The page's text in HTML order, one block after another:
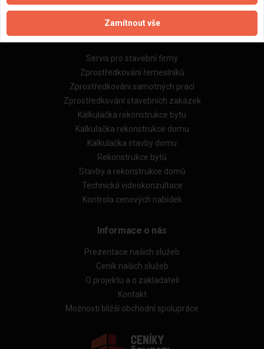
Naše excelové tabulky online
Naše služby
Servis pro stavební firmy
Zprostředkování řemeslníků
Zprostředkování samotných prací
Zprostředkování stavebních zakázek
Kalkulačka rekonstrukce bytu
Kalkulačka rekonstrukce domu
Kalkulačka stavby domu
Rekonstrukce bytů
Stavby a rekonstrukce domů
Technická videokonzultace
Kontrola cenových nabídek
Informace o nás
Prezentace našich služeb
Ceník našich služeb
O projektu a o zakladateli
Kontakt
Možnosti bližší obchodní spolupráce
Zamítnout vše